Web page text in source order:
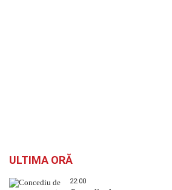
ULTIMA ORĂ
22:00